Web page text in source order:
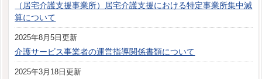
（居宅介護支援事業所）居宅介護支援における特定事業所集中減
算について
2025年8月5日更新
介護サービス事業者の運営指導関係書類について
2025年3月18日更新